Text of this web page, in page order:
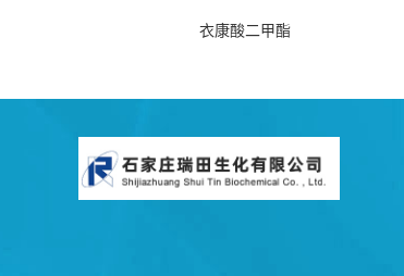
衣康酸二甲酯